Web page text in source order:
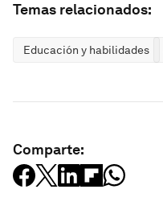
Temas relacionados:
Educación y habilidades
Comparte: